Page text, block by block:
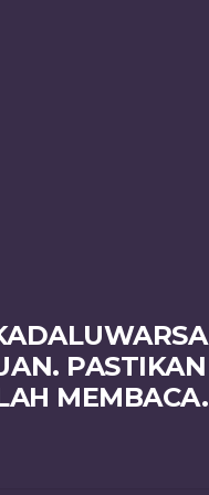
PASTIKAN
MEMBACA.